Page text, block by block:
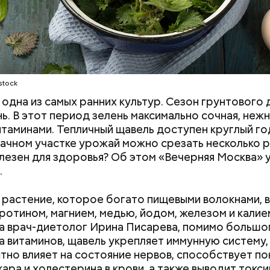
на качелях и
День арбуза и День поцелуев
из самых ранних культур. Сезон грунтового
В этот период зелень максимально сочная,
Тепличный щавель доступен круглый
участке урожай можно срезать несколько
для здоровья? Об этом «Вечерняя Москва»
которое богато пищевыми волокнами,
магнием, медью, йодом, железом и
врач-диетолог Ирина Писарева, помимо
витаминов, щавель укрепляет иммунную систему,
влияет на состояние нервов, способствует